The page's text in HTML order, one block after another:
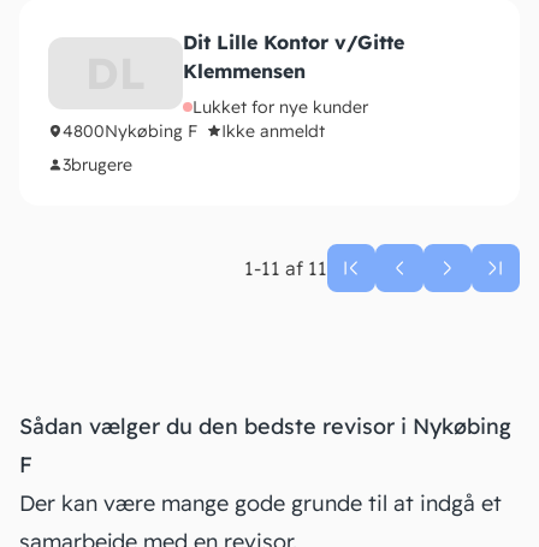
Dit Lille Kontor v/Gitte
Klemmensen
Lukket for nye kunder
4800Nykøbing F
Ikke anmeldt
3brugere
1-11 af 11
Sådan vælger du den bedste revisor i Nykøbing
F
Der kan være mange gode grunde til at indgå et